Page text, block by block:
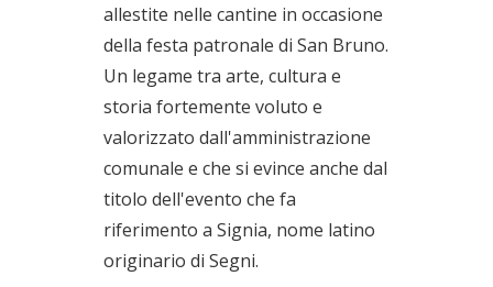
allestite nelle cantine in occasione
della festa patronale di San Bruno.
Un legame tra arte, cultura e
storia fortemente voluto e
valorizzato dall'amministrazione
comunale e che si evince anche dal
titolo dell'evento che fa
riferimento a Signia, nome latino
originario di Segni.